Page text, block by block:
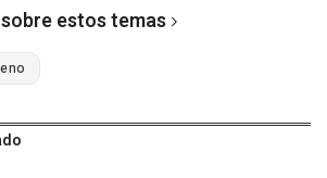
estos temas